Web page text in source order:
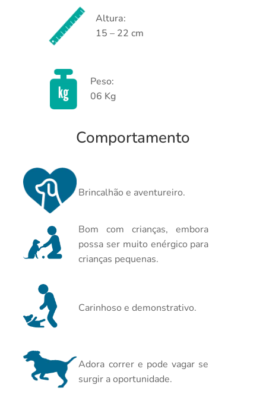
Altura:
15 – 22 cm
Peso:
06 Kg
Comportamento
Brincalhão e aventureiro.
Bom com crianças, embora
possa ser muito enérgico para
crianças pequenas.
Carinhoso e demonstrativo.
Adora correr e pode vagar se
surgir a oportunidade.